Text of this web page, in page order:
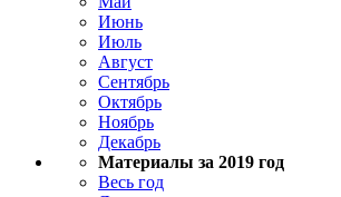
Июнь
Июль
Август
Сентябрь
Октябрь
Ноябрь
Декабрь
Материалы за 2019 год
Весь год